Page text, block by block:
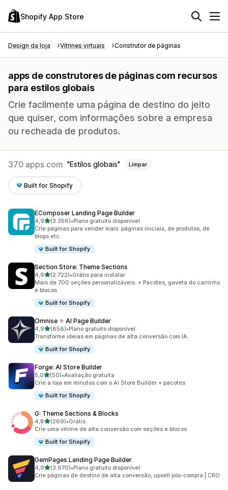
Shopify App Store
Design da loja Vitrines virtuais Construtor de páginas
apps de construtores de páginas com recursos
para estilos globais
Crie facilmente uma página de destino do jeito
que quiser, com informações sobre a empresa
ou recheada de produtos.
370 apps com Estilos globais Limpar
Built for Shopify
EComposer Landing Page Builder
4,9de 5 estrelas
(3.356)
3356 avaliações ao todo
•Plano gratuito disponível
Crie páginas para vender mais: páginas iniciais, de produtos, de
blogs etc.
Built for Shopify
Section Store: Theme Sections
4,9de 5 estrelas
(2.722)
2722 avaliações ao todo
•Grátis para instalar
Mais de 700 seções personalizáveis. + Pacotes, gaveta do carrinho
e blocos
Built for Shopify
Omnise ✧ AI Page Builder
4,9de 5 estrelas
(856)
856 avaliações ao todo
•Plano gratuito disponível
Transforme ideias em páginas de alta conversão com IA.
Built for Shopify
Forge: AI Store Builder
5,0de 5 estrelas
(50)
50 avaliações ao todo
•Avaliação gratuita
Crie a loja em minutos com o AI Store Builder + pacotes
Built for Shopify
G: Theme Sections & Blocks
4,8de 5 estrelas
(269)
269 avaliações ao todo
•Grátis
Crie uma vitrine de alta conversão com seções e blocos
Built for Shopify
GemPages Landing Page Builder
4,9de 5 estrelas
(3.970)
3970 avaliações ao todo
•Plano gratuito disponível
Crie páginas de destino de alta conversão, upsell pós-compra | CRO